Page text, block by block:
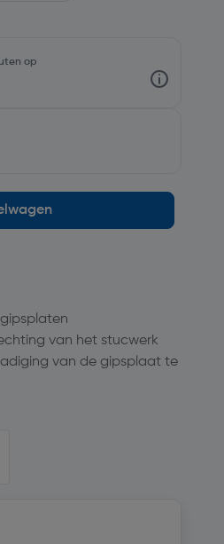
op
van het stucwerk
van de gipsplaat te